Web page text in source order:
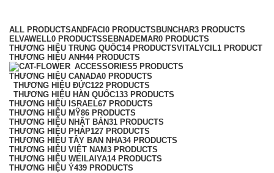
ALL PRODUCTSANDFACI0 PRODUCTSBUNCHAR3 PRODUCTS
ELVAWELL0 PRODUCTSSEBNADEMAR0 PRODUCTS
THƯƠNG HIỆU TRUNG QUỐC14 PRODUCTSVITALYCIL1 PRODUCT
THƯƠNG HIỆU ANH44 PRODUCTS
ACCESSORIES5 PRODUCTS
THƯƠNG HIỆU CANADA0 PRODUCTS
THƯƠNG HIỆU ĐỨC122 PRODUCTS
THƯƠNG HIỆU HÀN QUỐC133 PRODUCTS
THƯƠNG HIỆU ISRAEL67 PRODUCTS
THƯƠNG HIỆU MỸ86 PRODUCTS
THƯƠNG HIỆU NHẬT BẢN31 PRODUCTS
THƯƠNG HIỆU PHÁP127 PRODUCTS
THƯƠNG HIỆU TÂY BAN NHA34 PRODUCTS
THƯƠNG HIỆU VIỆT NAM3 PRODUCTS
THƯƠNG HIỆU WEILAIYA14 PRODUCTS
THƯƠNG HIỆU Ý439 PRODUCTS